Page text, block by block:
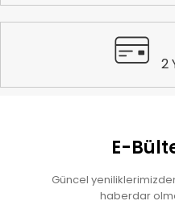
2
E-
Güncel
haberdar